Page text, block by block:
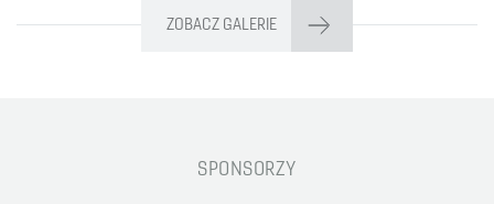
ZOBACZ GALERIE
SPONSORZY